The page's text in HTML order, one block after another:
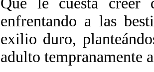
enfrentando a las
exilio duro,
adulto tempranamente